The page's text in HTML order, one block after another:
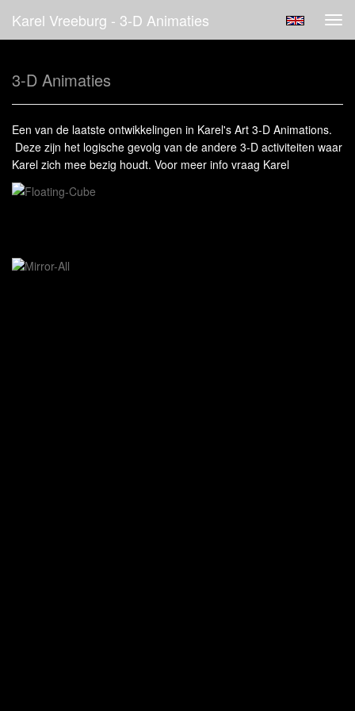
Karel Vreeburg - 3-D Animaties
3-D Animaties
Een van de laatste ontwikkelingen in Karel's Art 3-D Animations.
Deze zijn het logische gevolg van de andere 3-D activiteiten waar
Karel zich mee bezig houdt. Voor meer info vraag Karel